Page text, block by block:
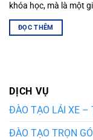
khóa học, mà là một
ĐỌC THÊM
DỊCH VỤ
ĐÀO TẠO LÁI XE –
ĐÀO TẠO TRỌN